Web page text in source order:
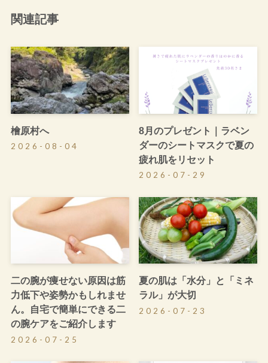
関連記事
檜原村へ
2026-08-04
8月のプレゼント｜ラベン
ダーのシートマスクで夏の
疲れ肌をリセット
2026-07-29
二の腕が痩せない原因は筋
力低下や姿勢かもしれませ
ん。自宅で簡単にできる二
の腕ケアをご紹介します
2026-07-25
夏の肌は「水分」と「ミネ
ラル」が大切
2026-07-23